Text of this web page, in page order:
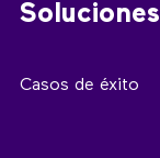
Soluciones
Casos de éxito